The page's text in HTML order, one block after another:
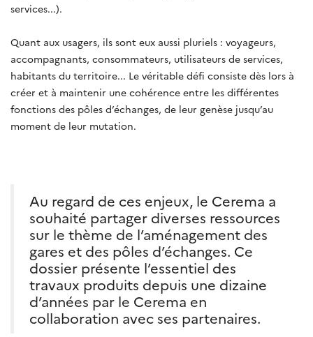
services...).
Quant aux usagers, ils sont eux aussi pluriels : voyageurs,
accompagnants, consommateurs, utilisateurs de services,
habitants du territoire... Le véritable défi consiste dès lors à
créer et à maintenir une cohérence entre les différentes
fonctions des pôles d’échanges, de leur genèse jusqu’au
moment de leur mutation.
Au regard de ces enjeux, le Cerema a
souhaité partager diverses ressources
sur le thème de l’aménagement des
gares et des pôles d’échanges. Ce
dossier présente l’essentiel des
travaux produits depuis une dizaine
d’années par le Cerema en
collaboration avec ses partenaires.